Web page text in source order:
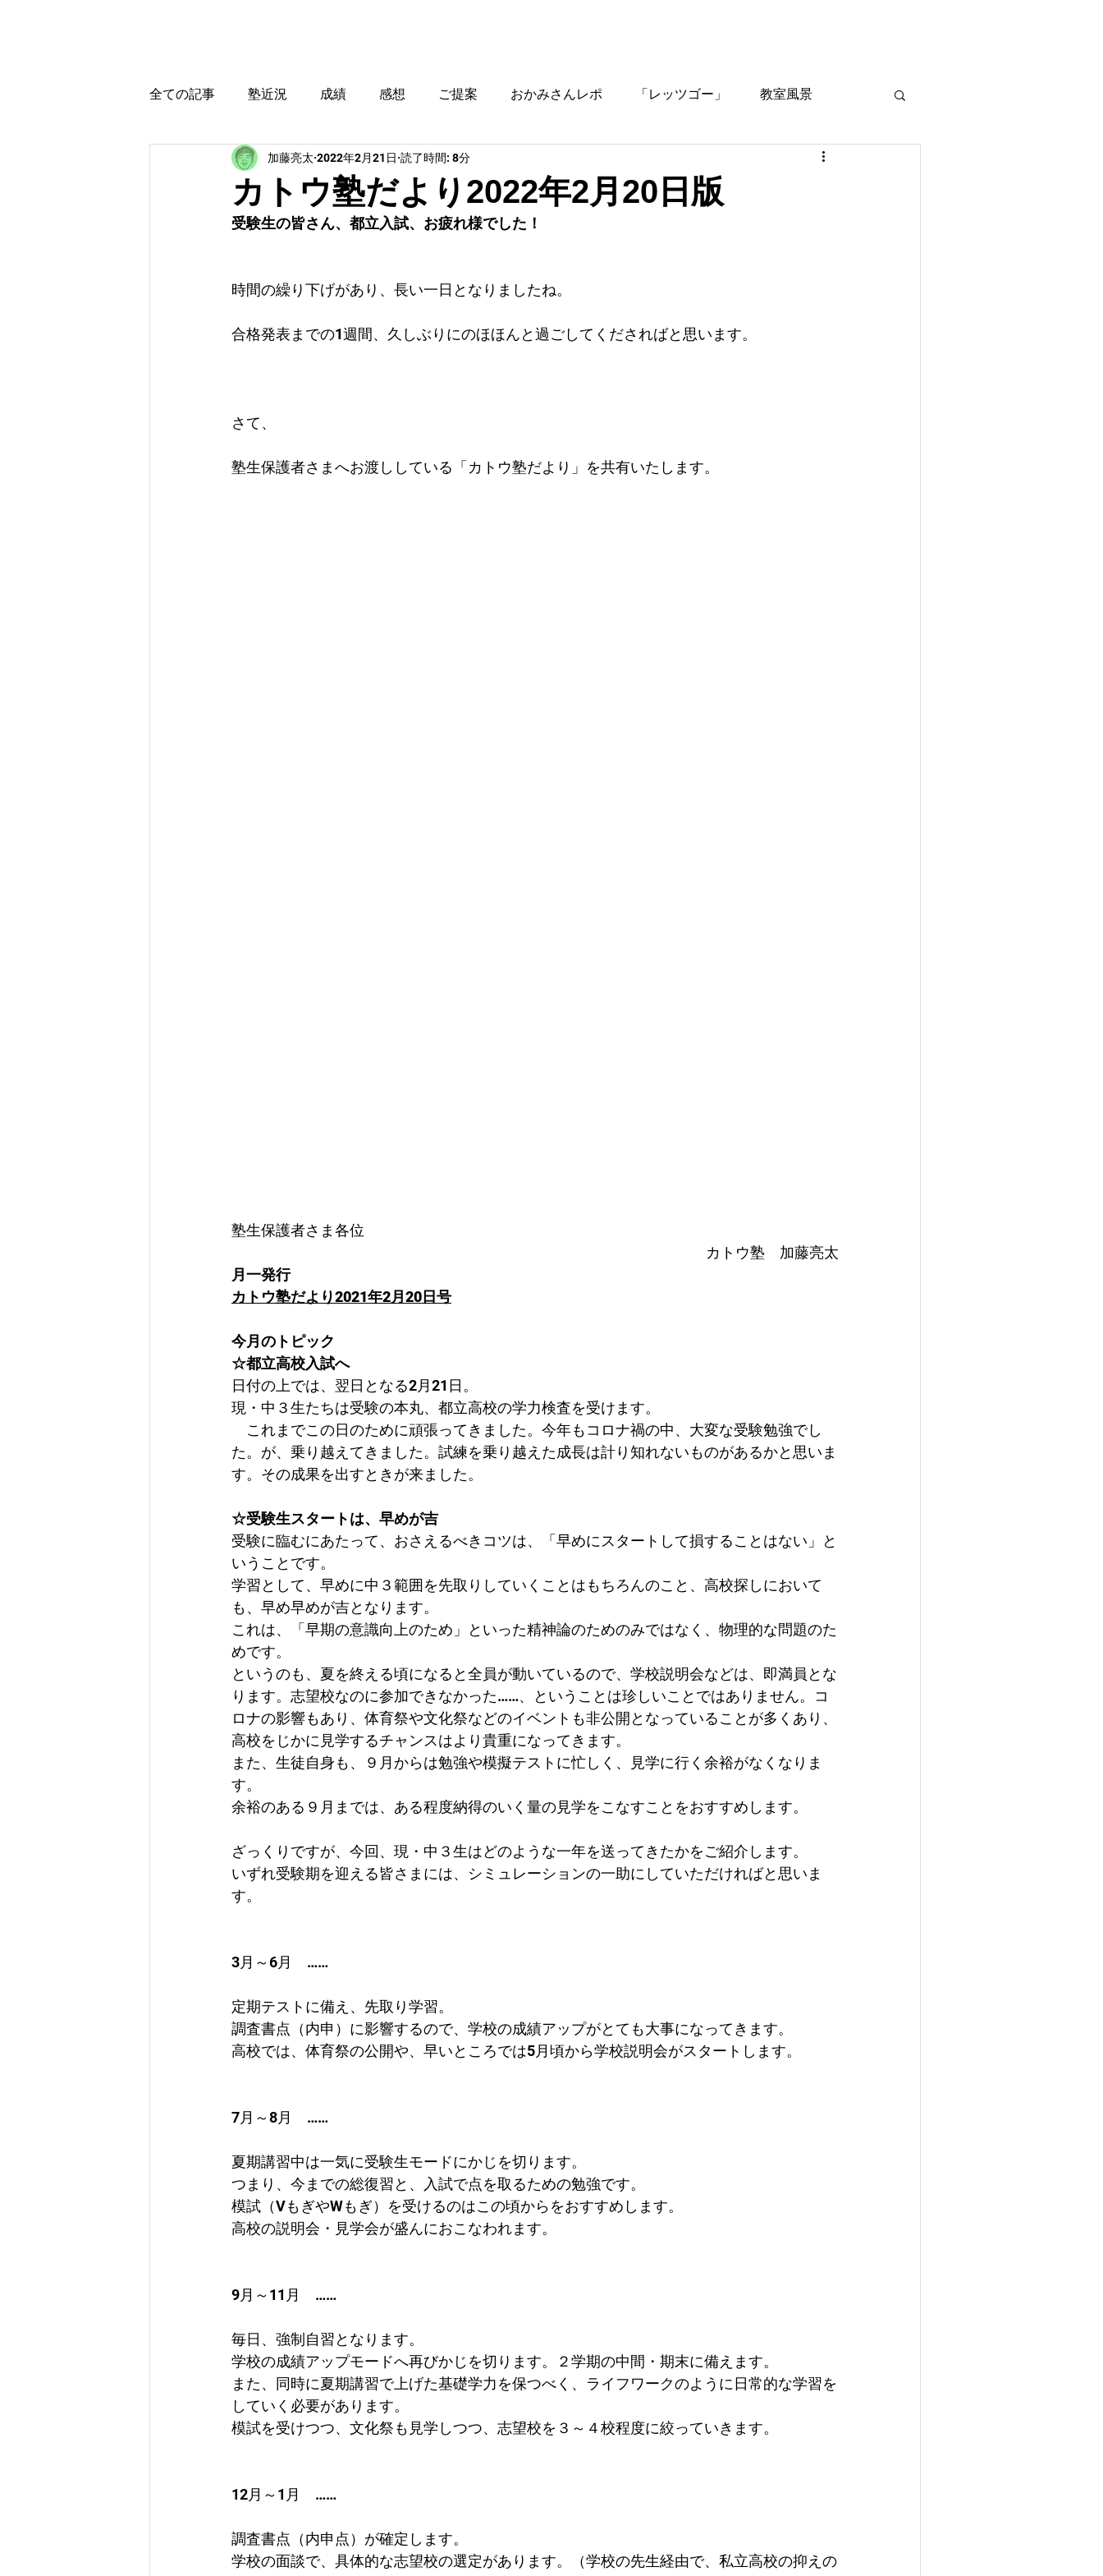
全ての記事 塾近況 成績 感想 ご提案 おかみさんレポ 「レッツゴー」 教室風景
育児・教育本感想 受験に役立つ情報
カトウ塾だより2022年2月20日版
加藤亮太 2022年2月21日 読了時間: 8分
受験生の皆さん、都立入試、お疲れ様でした！
時間の繰り下げがあり、長い一日となりましたね。
合格発表までの1週間、久しぶりにのほほんと過ごしてくださればと思います。
さて、
塾生保護者さまへお渡ししている「カトウ塾だより」を共有いたします。
塾生保護者さま各位
カトウ塾　加藤亮太
月一発行
カトウ塾だより2021年2月20日号
今月のトピック
☆都立高校入試へ
日付の上では、翌日となる2月21日。
現・中３生たちは受験の本丸、都立高校の学力検査を受けます。
これまでこの日のために頑張ってきました。今年もコロナ禍の中、大変な受験勉強でし
た。が、乗り越えてきました。試練を乗り越えた成長は計り知れないものがあるかと思いま
す。その成果を出すときが来ました。
☆受験生スタートは、早めが吉
受験に臨むにあたって、おさえるべきコツは、「早めにスタートして損することはない」と
いうことです。
学習として、早めに中３範囲を先取りしていくことはもちろんのこと、高校探しにおいて
も、早め早めが吉となります。
これは、「早期の意識向上のため」といった精神論のためのみではなく、物理的な問題のた
めです。
というのも、夏を終える頃になると全員が動いているので、学校説明会などは、即満員とな
ります。志望校なのに参加できなかった……、ということは珍しいことではありません。コ
ロナの影響もあり、体育祭や文化祭などのイベントも非公開となっていることが多くあり、
高校をじかに見学するチャンスはより貴重になってきます。
また、生徒自身も、９月からは勉強や模擬テストに忙しく、見学に行く余裕がなくなりま
す。
余裕のある９月までは、ある程度納得のいく量の見学をこなすことをおすすめします。
ざっくりですが、今回、現・中３生はどのような一年を送ってきたかをご紹介します。
いずれ受験期を迎える皆さまには、シミュレーションの一助にしていただければと思いま
す。
3月～6月　……
定期テストに備え、先取り学習。
調査書点（内申）に影響するので、学校の成績アップがとても大事になってきます。
高校では、体育祭の公開や、早いところでは5月頃から学校説明会がスタートします。
7月～8月　……
夏期講習中は一気に受験生モードにかじを切ります。
つまり、今までの総復習と、入試で点を取るための勉強です。
模試（VもぎやWもぎ）を受けるのはこの頃からをおすすめします。
高校の説明会・見学会が盛んにおこなわれます。
9月～11月　……
毎日、強制自習となります。
学校の成績アップモードへ再びかじを切ります。２学期の中間・期末に備えます。
また、同時に夏期講習で上げた基礎学力を保つべく、ライフワークのように日常的な学習を
していく必要があります。
模試を受けつつ、文化祭も見学しつつ、志望校を３～４校程度に絞っていきます。
12月～1月　……
調査書点（内申点）が確定します。
学校の面談で、具体的な志望校の選定があります。（学校の先生経由で、私立高校の抑えの